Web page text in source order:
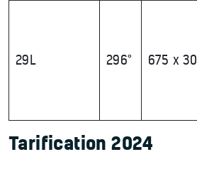
29L 296° 675 x 30
Tarification 2024